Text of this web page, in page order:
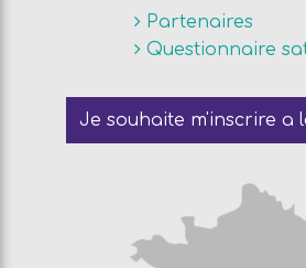
Partenaires
Questionnaire
Je souhaite m'inscrire a